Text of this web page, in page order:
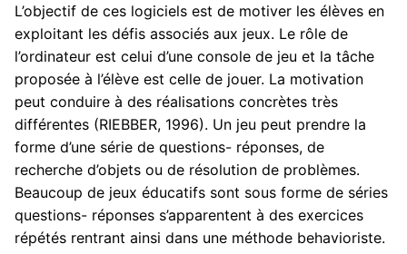
L’objectif de ces logiciels est de motiver les élèves en
exploitant les défis associés aux jeux. Le rôle de
l’ordinateur est celui d’une console de jeu et la tâche
proposée à l’élève est celle de jouer. La motivation
peut conduire à des réalisations concrètes très
différentes (RIEBBER, 1996). Un jeu peut prendre la
forme d’une série de questions- réponses, de
recherche d’objets ou de résolution de problèmes.
Beaucoup de jeux éducatifs sont sous forme de séries
questions- réponses s’apparentent à des exercices
répétés rentrant ainsi dans une méthode behavioriste.